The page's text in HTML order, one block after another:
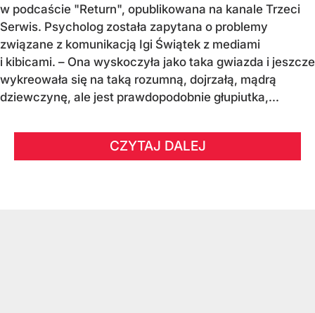
w podcaście "Return", opublikowana na kanale Trzeci
Serwis. Psycholog została zapytana o problemy
związane z komunikacją Igi Świątek z mediami
i kibicami. – Ona wyskoczyła jako taka gwiazda i jeszcze
wykreowała się na taką rozumną, dojrzałą, mądrą
dziewczynę, ale jest prawdopodobnie głupiutka,...
CZYTAJ DALEJ